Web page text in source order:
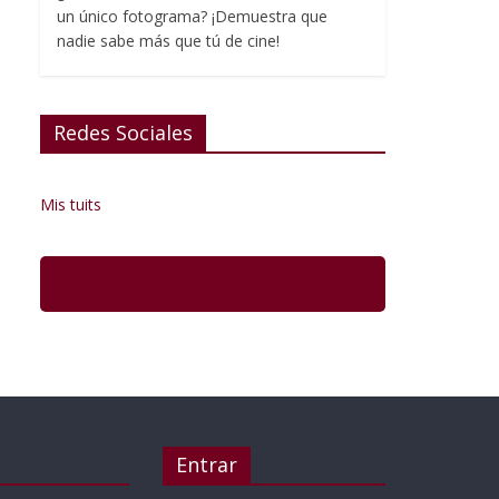
un único fotograma? ¡Demuestra que
nadie sabe más que tú de cine!
Redes Sociales
Mis tuits
Entrar